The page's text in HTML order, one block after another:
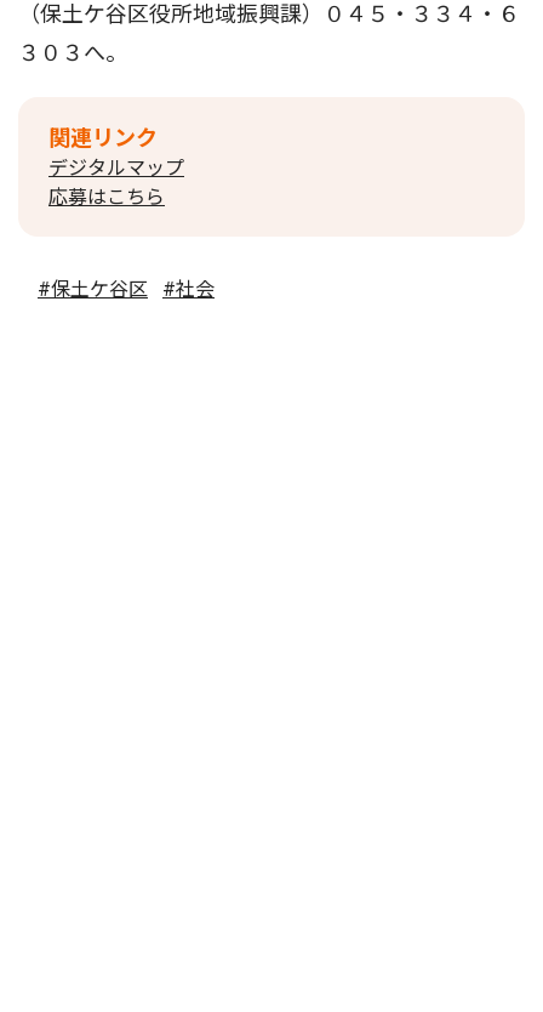
（保土ケ谷区役所地域振興課）０４５・３３４・６
３０３へ。
関連リンク
デジタルマップ
応募はこちら
#保土ケ谷区 #社会